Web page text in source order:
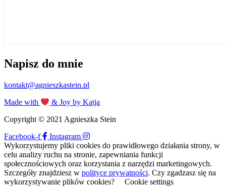
Napisz do mnie
kontakt@agnieszkastein.pl
Made with
& Joy by Katja
Copyright © 2021 Agnieszka Stein
Facebook-f
Instagram
Wykorzystujemy pliki cookies do prawidłowego działania strony, w
celu analizy ruchu na stronie, zapewniania funkcji
społecznościowych oraz korzystania z narzędzi marketingowych.
Szczegóły znajdziesz w polityce prywatności. Czy zgadzasz się na
wykorzystywanie plików cookies?
Cookie settings